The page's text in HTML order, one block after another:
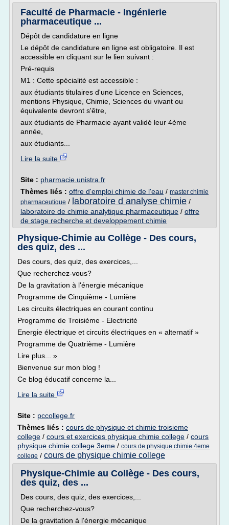
Faculté de Pharmacie - Ingénierie
pharmaceutique ...
Dépôt de candidature en ligne
Le dépôt de candidature en ligne est obligatoire. Il est
accessible en cliquant sur le lien suivant :
Pré-requis
M1 : Cette spécialité est accessible :
aux étudiants titulaires d'une Licence en Sciences,
mentions Physique, Chimie, Sciences du vivant ou
équivalente devront s'être,
aux étudiants de Pharmacie ayant validé leur 4ème
année,
aux étudiants...
Lire la suite
Site : pharmacie.unistra.fr
Thèmes liés : offre d'emploi chimie de l'eau / master chimie
pharmaceutique / laboratoire d analyse chimie /
laboratoire de chimie analytique pharmaceutique / offre
de stage recherche et developpement chimie
Physique-Chimie au Collège - Des cours,
des quiz, des ...
Des cours, des quiz, des exercices,...
Que recherchez-vous?
De la gravitation à l'énergie mécanique
Programme de Cinquième - Lumière
Les circuits électriques en courant continu
Programme de Troisième - Electricité
Energie électrique et circuits électriques en « alternatif »
Programme de Quatrième - Lumière
Lire plus... »
Bienvenue sur mon blog !
Ce blog éducatif concerne la...
Lire la suite
Site : pccollege.fr
Thèmes liés : cours de physique et chimie troisieme
college / cours et exercices physique chimie college / cours
physique chimie college 3eme / cours de physique chimie 4eme
college / cours de physique chimie college
Physique-Chimie au Collège - Des cours,
des quiz, des ...
Des cours, des quiz, des exercices,...
Que recherchez-vous?
De la gravitation à l'énergie mécanique